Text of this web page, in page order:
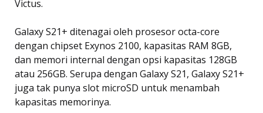
Victus.
Galaxy S21+ ditenagai oleh prosesor octa-core
dengan chipset Exynos 2100, kapasitas RAM 8GB,
dan memori internal dengan opsi kapasitas 128GB
atau 256GB. Serupa dengan Galaxy S21, Galaxy S21+
juga tak punya slot microSD untuk menambah
kapasitas memorinya.